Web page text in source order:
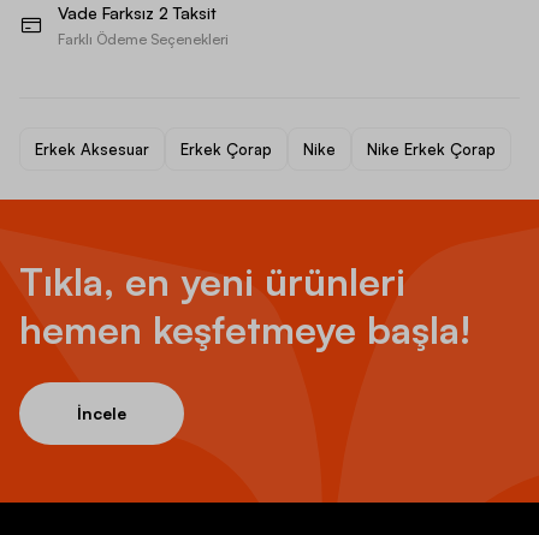
Vade Farksız 2 Taksit
Farklı Ödeme Seçenekleri
Erkek Aksesuar Erkek Çorap Nike Nike Erkek Çorap
Tıkla, en yeni ürünleri
hemen keşfetmeye başla!
İncele